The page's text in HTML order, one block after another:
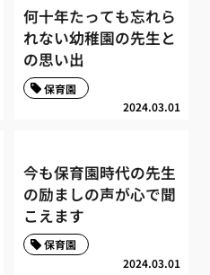
何十年たっても忘れら
れない幼稚園の先生と
の思い出
2024.03.01
保育園
今も保育園時代の先生
の励ましの声が心で聞
こえます
2024.03.01
保育園